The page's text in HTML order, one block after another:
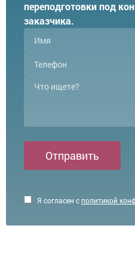
переподготовки под
заказчика.
Я согласен сполитикой
Отправить